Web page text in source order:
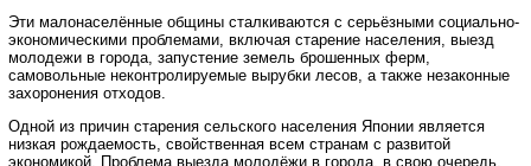
Эти малонаселённые общины сталкиваются с серьёзными социально-
экономическими проблемами, включая старение населения, выезд
молодежи в города, запустение земель брошенных ферм,
самовольные неконтролируемые вырубки лесов, а также незаконные
захоронения отходов.
Одной из причин старения сельского населения Японии является
низкая рождаемость, свойственная всем странам с развитой
экономикой. Проблема выезда молодёжи в города, в свою очередь,